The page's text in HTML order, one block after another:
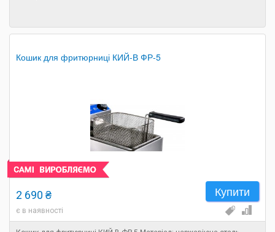
Кошик для фритюрниці КИЙ-В ФР-5
Купити
2 690 ₴
є в наявності